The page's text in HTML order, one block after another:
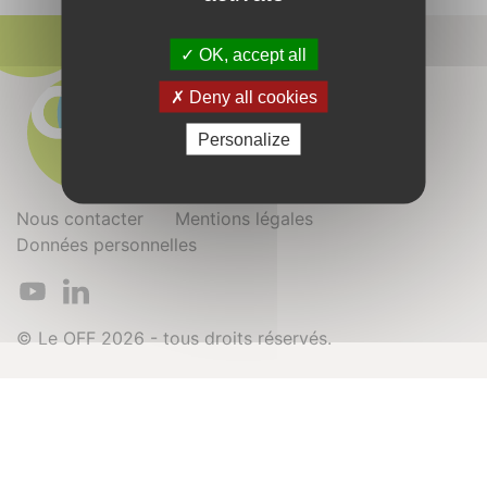
Nous contacter
Mentions légales
Données personnelles
© Le OFF 2026 - tous droits réservés.
OK, accept all
Deny all cookies
Personalize